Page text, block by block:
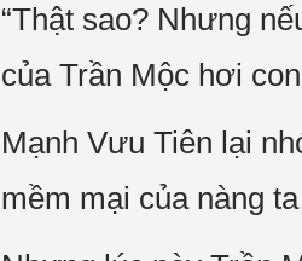
“Thật sao? Nhưng
của Trần Mộc hơi
Mạnh Vưu Tiên lại
mềm mại của nàng